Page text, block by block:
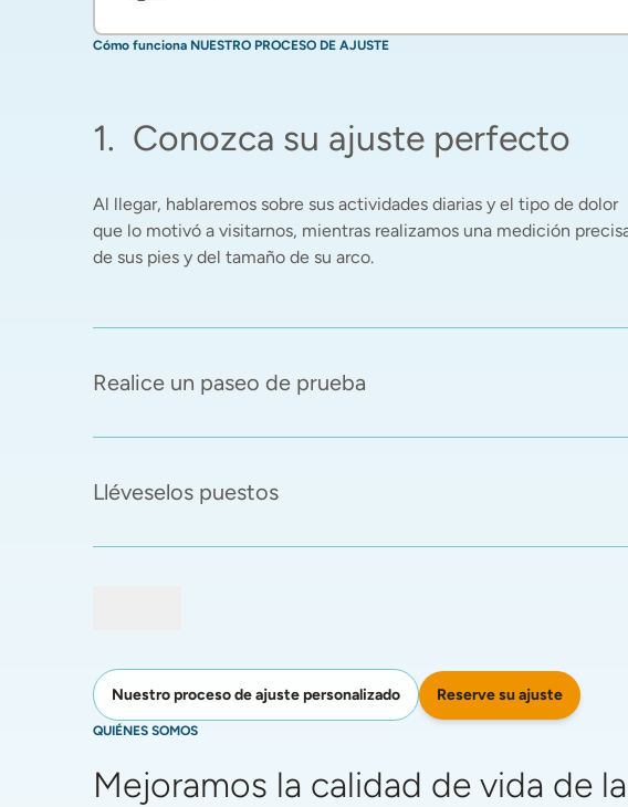
Cómo funciona NUESTRO PROCESO DE AJUSTE
1. Conozca su ajuste perfecto
Al llegar, hablaremos sobre sus actividades diarias y el tipo de dolor
que lo motivó a visitarnos, mientras realizamos una medición
de sus pies y del tamaño de su arco.
Realice un paseo de prueba
Lléveselos puestos
Nuestro proceso de ajuste personalizado Reserve su ajuste
QUIÉNES SOMOS
Mejoramos la calidad de vida de